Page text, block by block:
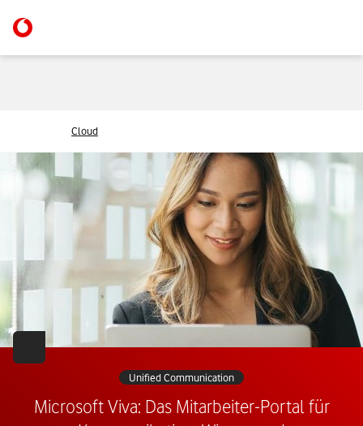
Cloud
Unified Communication
Microsoft Viva: Das Mitarbeiter-Portal für